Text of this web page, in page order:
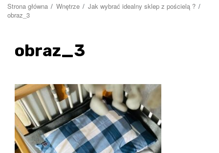
Strona główna Wnętrze
Jak wybrać idealny sklep z pościelą ?
obraz_3
obraz_3